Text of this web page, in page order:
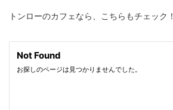
トンローのカフェなら、こちらもチェック！